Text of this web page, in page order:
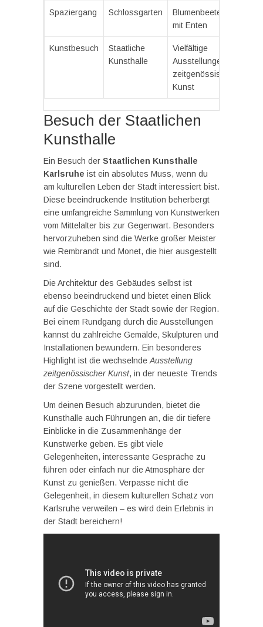
Spaziergang Schlossgarten
Blumenbeete, Teich
mit Enten
Kunstbesuch
Staatliche
Kunsthalle
Vielfältige
Ausstellungen,
zeitgenössische
Kunst
Besuch der Staatlichen
Kunsthalle
Ein Besuch der Staatlichen Kunsthalle
Karlsruhe ist ein absolutes Muss, wenn du
am kulturellen Leben der Stadt interessiert bist.
Diese beeindruckende Institution beherbergt
eine umfangreiche Sammlung von Kunstwerken
vom Mittelalter bis zur Gegenwart. Besonders
hervorzuheben sind die Werke großer Meister
wie Rembrandt und Monet, die hier ausgestellt
sind.
Die Architektur des Gebäudes selbst ist
ebenso beeindruckend und bietet einen Blick
auf die Geschichte der Stadt sowie der Region.
Bei einem Rundgang durch die Ausstellungen
kannst du zahlreiche Gemälde, Skulpturen und
Installationen bewundern. Ein besonderes
Highlight ist die wechselnde Ausstellung
zeitgenössischer Kunst, in der neueste Trends
der Szene vorgestellt werden.
Um deinen Besuch abzurunden, bietet die
Kunsthalle auch Führungen an, die dir tiefere
Einblicke in die Zusammenhänge der
Kunstwerke geben. Es gibt viele
Gelegenheiten, interessante Gespräche zu
führen oder einfach nur die Atmosphäre der
Kunst zu genießen. Verpasse nicht die
Gelegenheit, in diesem kulturellen Schatz von
Karlsruhe verweilen – es wird dein Erlebnis in
der Stadt bereichern!